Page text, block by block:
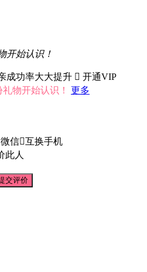
开始认识！
成功率大大提升  开通VIP
物开始认识！ 更多
信互换手机
此人
交评价